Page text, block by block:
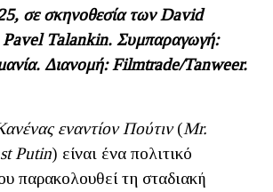
σε σκηνοθεσία τωνDavid
Pavel Talankin. Συμπαραγωγή:
Διανομή: Filmtrade/Tanweer.
εναντίον Πούτιν(Mr.
Putin) είναι ένα πολιτικό
παρακολουθεί τη σταδιακή